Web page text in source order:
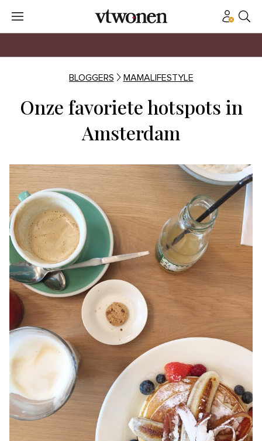
BLOGGERS MAMALIFESTYLE
Onze favoriete hotspots in
Amsterdam